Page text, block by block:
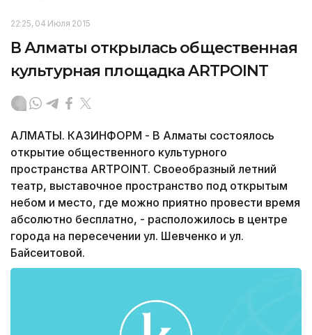
22:25, 04 Июля 2015
В Алматы открылась общественная
культурная площадка ARTPOINT
АЛМАТЫ. КАЗИНФОРМ - В Алматы состоялось
открытие общественного культурного
пространства ARTPOINT. Своеобразный летний
театр, выставочное пространство под открытым
небом и место, где можно приятно провести время
абсолютно бесплатно, - расположилось в центре
города на пересечении ул. Шевченко и ул.
Байсеитовой.